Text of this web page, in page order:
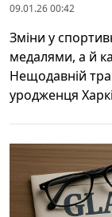
09.01.26 00:42
Зміни у
медалями, а й
Нещодавній
уродженця